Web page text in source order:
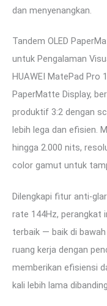
dan menyenangkan.
Tandem OLED
untuk Pengalaman
HUAWEI MatePad Pro
PaperMatte Display,
produktif 3:2 dengan
lebih lega dan efisien.
hingga 2.000 nits,
color gamut untuk
Dilengkapi fitur anti-
rate 144Hz, perangkat
terbaik — baik di
ruang kerja dengan
memberikan efisiensi
kali lebih lama